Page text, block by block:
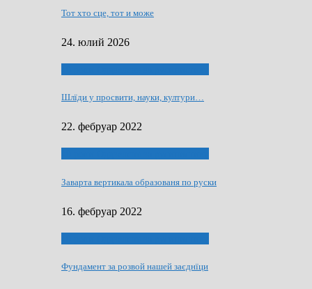
Тот хто сце, тот и може
24. юлий 2026
Шлїди у просвити, науки, култури…
22. фебруар 2022
Заварта вертикала образованя по руски
16. фебруар 2022
Фундамент за розвой нашей заєднїци